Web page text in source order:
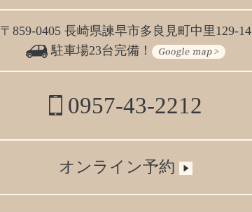
〒859-0405 長崎県諫早市多良見町中里129-14
駐車場23台完備！
0957-43-2212
オンライン予約